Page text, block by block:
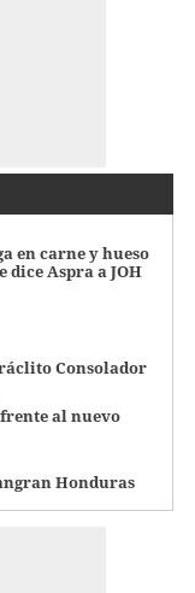
en carne y hueso
dice Aspra a JOH
Consolador
al nuevo
Honduras